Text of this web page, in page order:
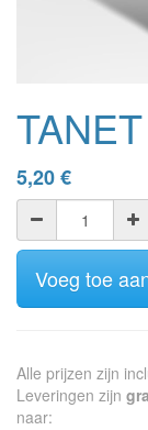
5,20€
Voeg toe
Alle prijzen zijn
Leveringen zijn
naar: